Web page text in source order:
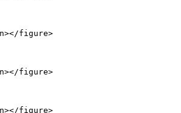
figure>
figure>